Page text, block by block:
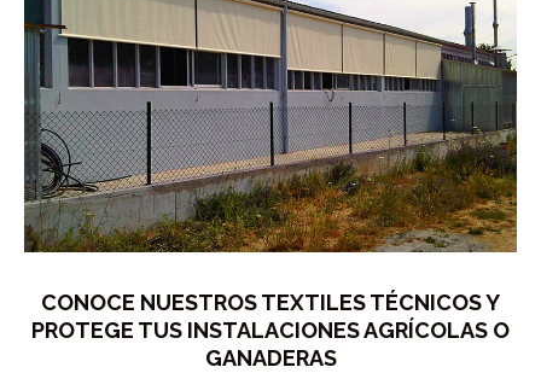
CONOCE NUESTROS TEXTILES TÉCNICOS Y
PROTEGE TUS INSTALACIONES AGRÍCOLAS O
GANADERAS